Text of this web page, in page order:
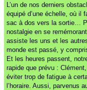
L’un de nos derniers
équipé d’une échelle, où il
sac à dos vers la sortie…
nostalgie en se
assiste les uns et les
monde est passé, y
Et les heures passent,
rapide que prévu :
éviter trop de fatigue à
l’horaire. Aussi, parvenus